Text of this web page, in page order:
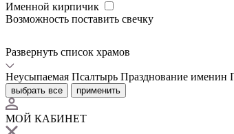
Именной кирпичик
Возможность поставить свечку
Развернуть список храмов
Неусыпаемая Псалтырь Празднование именин
выбрать все применить
МОЙ КАБИНЕТ